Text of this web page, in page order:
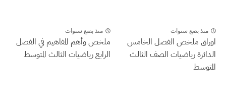
منذ بضع سنوات
اوراق ملخص الفصل الخامس
الدائرة رياضيات الصف الثالث
المتوسط
منذ بضع سنوات
ملخص وأهم المفاهيم في الفصل
الرابع رياضيات الثالث المتوسط